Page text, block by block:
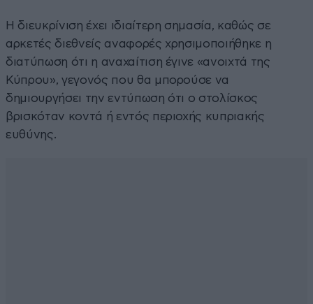
Η διευκρίνιση έχει ιδιαίτερη σημασία, καθώς σε
αρκετές διεθνείς αναφορές χρησιμοποιήθηκε η
διατύπωση ότι η αναχαίτιση έγινε «ανοιχτά της
Κύπρου», γεγονός που θα μπορούσε να
δημιουργήσει την εντύπωση ότι ο στολίσκος
βρισκόταν κοντά ή εντός περιοχής κυπριακής
ευθύνης.